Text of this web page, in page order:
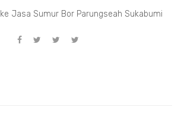
Jasa Sumur Bor Parungseah Sukabumi